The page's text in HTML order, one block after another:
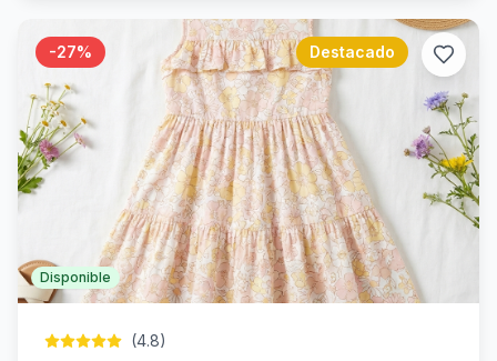
-27% Destacado
Disponible
(4.8)